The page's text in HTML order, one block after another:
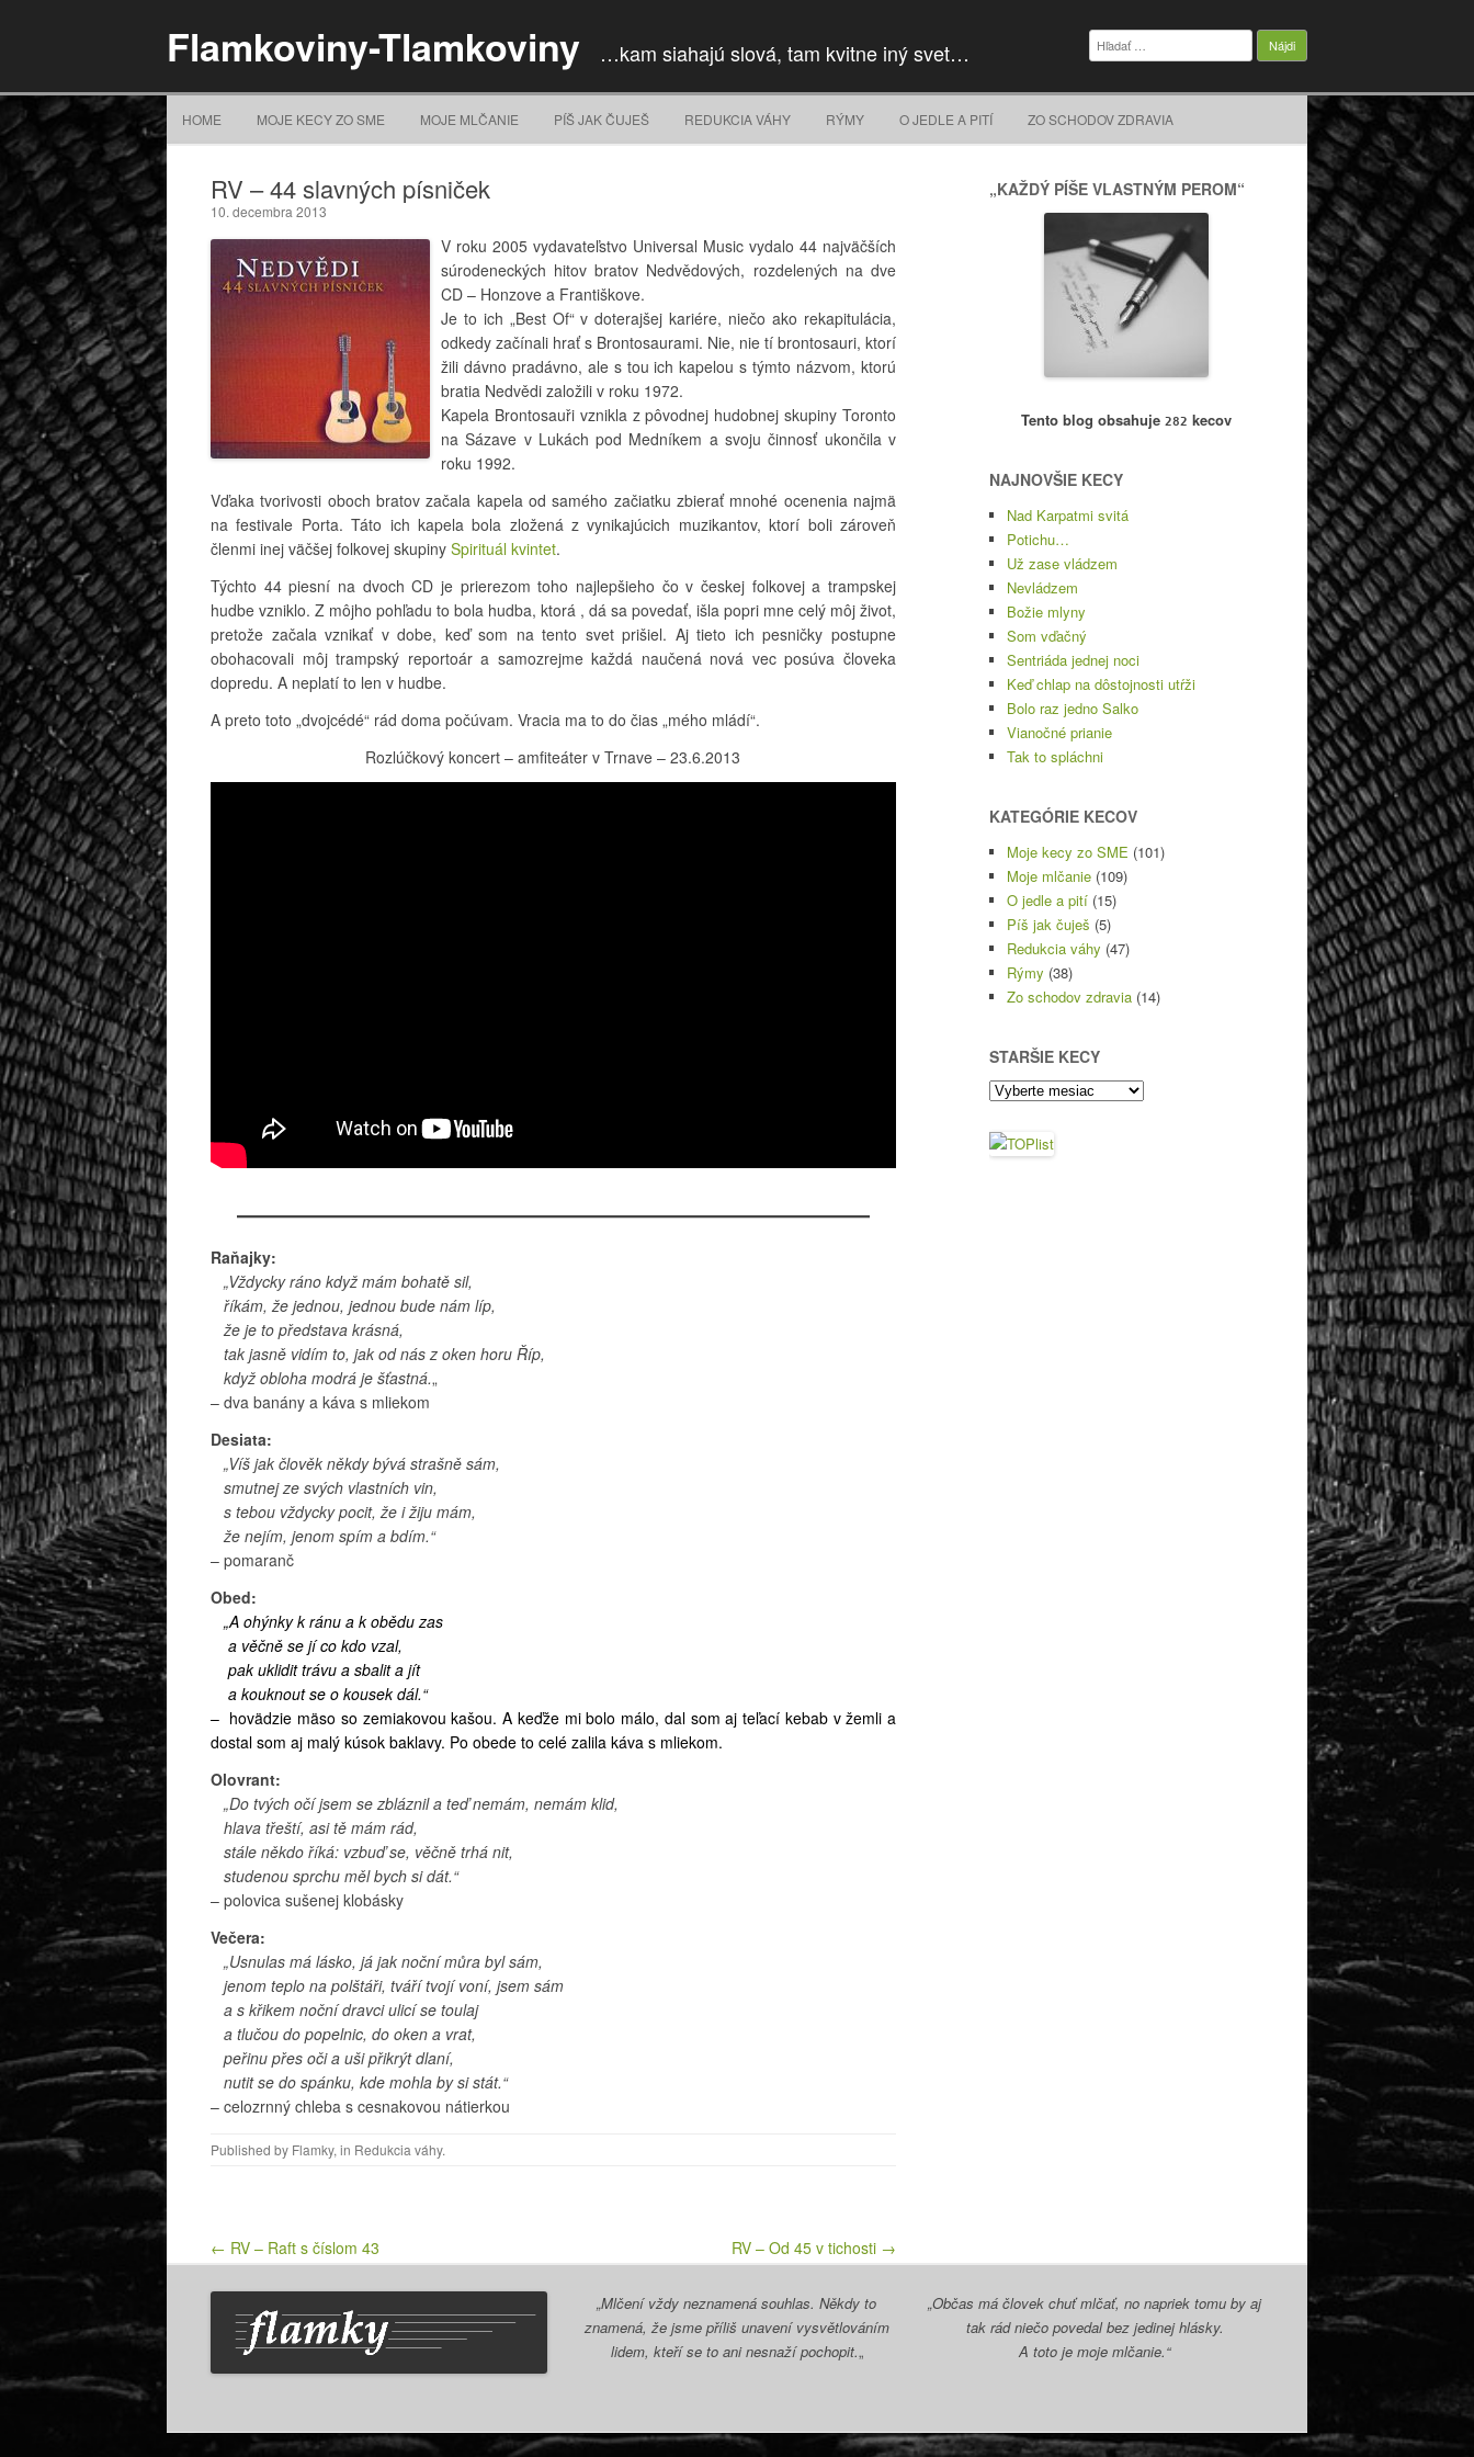
Flamkoviny-Tlamkoviny …kam siahajú slová, tam kvitne iný svet…
Hľadať:
HOME MOJE KECY ZO SME MOJE MLČANIE PÍŠ JAK ČUJEŠ REDUKCIA VÁHY RÝMY O JEDLE A PITÍ ZO SCHODOV ZDRAVIA
RV – 44 slavných písniček
10. decembra 2013
V roku 2005 vydavateľstvo Universal Music vydalo 44 najväčších
súrodeneckých hitov bratov Nedvědových, rozdelených na dve
CD – Honzove a Františkove.
Je to ich „Best Of“ v doterajšej kariére, niečo ako rekapitulácia,
odkedy začínali hrať s Brontosaurami. Nie, nie tí brontosauri, ktorí
žili dávno pradávno, ale s tou ich kapelou s týmto názvom, ktorú
bratia Nedvědi založili v roku 1972.
Kapela Brontosauři vznikla z pôvodnej hudobnej skupiny Toronto
na Sázave v Lukách pod Medníkem a svoju činnosť ukončila v
roku 1992.
Vďaka tvorivosti oboch bratov začala kapela od samého začiatku zbierať mnohé ocenenia najmä
na festivale Porta. Táto ich kapela bola zložená z vynikajúcich muzikantov, ktorí boli zároveň
členmi inej väčšej folkovej skupiny Spirituál kvintet.
Týchto 44 piesní na dvoch CD je prierezom toho najlepšieho čo v českej folkovej a trampskej
hudbe vzniklo. Z môjho pohľadu to bola hudba, ktorá , dá sa povedať, išla popri mne celý môj život,
pretože začala vznikať v dobe, keď som na tento svet prišiel. Aj tieto ich pesničky postupne
obohacovali môj trampský reportoár a samozrejme každá naučená nová vec posúva človeka
dopredu. A neplatí to len v hudbe.
A preto toto „dvojcédé“ rád doma počúvam. Vracia ma to do čias „mého mládí“.
Rozlúčkový koncert – amfiteáter v Trnave – 23.6.2013
Raňajky:
„Vždycky ráno když mám bohatě sil,
říkám, že jednou, jednou bude nám líp,
že je to představa krásná,
tak jasně vidím to, jak od nás z oken horu Říp,
když obloha modrá je šťastná.„
– dva banány a káva s mliekom
Desiata:
„Víš jak člověk někdy bývá strašně sám,
smutnej ze svých vlastních vin,
s tebou vždycky pocit, že i žiju mám,
že nejím, jenom spím a bdím.“
– pomaranč
Obed:
„A ohýnky k ránu a k obědu zas
a věčně se jí co kdo vzal,
pak uklidit trávu a sbalit a jít
a kouknout se o kousek dál.“
– hovädzie mäso so zemiakovou kašou. A keďže mi bolo málo, dal som aj teľací kebab v žemli a
dostal som aj malý kúsok baklavy. Po obede to celé zalila káva s mliekom.
Olovrant:
„Do tvých očí jsem se zbláznil a teď nemám, nemám klid,
hlava třeští, asi tě mám rád,
stále někdo říká: vzbuď se, věčně trhá nit,
studenou sprchu měl bych si dát.“
– polovica sušenej klobásky
Večera:
„Usnulas má lásko, já jak noční můra byl sám,
jenom teplo na polštáři, tváří tvojí voní, jsem sám
a s křikem noční dravci ulicí se toulaj
a tlučou do popelnic, do oken a vrat,
peřinu přes oči a uši přikrýt dlaní,
nutit se do spánku, kde mohla by si stát.“
– celozrnný chleba s cesnakovou nátierkou
Published by Flamky, in Redukcia váhy.
Post navigation
← RV – Raft s číslom 43 RV – Od 45 v tichosti →
„KAŽDÝ PÍŠE VLASTNÝM PEROM“
Tento blog obsahuje 282 kecov
NAJNOVŠIE KECY
Nad Karpatmi svitá
Potichu…
Už zase vládzem
Nevládzem
Božie mlyny
Som vďačný
Sentriáda jednej noci
Keď chlap na dôstojnosti utŕži
Bolo raz jedno Salko
Vianočné prianie
Tak to spláchni
KATEGÓRIE KECOV
Moje kecy zo SME (101)
Moje mlčanie (109)
O jedle a pití (15)
Píš jak čuješ (5)
Redukcia váhy (47)
Rýmy (38)
Zo schodov zdravia (14)
STARŠIE KECY
Staršie
kecy
„Mlčení vždy neznamená souhlas. Někdy to
znamená, že jsme příliš unavení vysvětlováním
lidem, kteří se to ani nesnaží pochopit.„
„Občas má človek chuť mlčať, no napriek tomu by aj
tak rád niečo povedal bez jedinej hlásky.
A toto je moje mlčanie.“